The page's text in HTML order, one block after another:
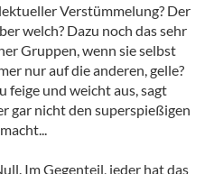
Verstümmelung? Der
welch? Dazu noch das sehr
Gruppen, wenn sie selbst
nur auf die anderen, gelle?
feige und weicht aus, sagt
gar nicht den superspießigen
Im Gegenteil, jeder hat das